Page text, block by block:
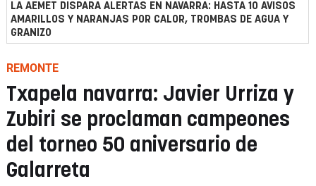
LA AEMET DISPARA ALERTAS EN NAVARRA: HASTA 10 AVISOS
AMARILLOS Y NARANJAS POR CALOR, TROMBAS DE AGUA Y
GRANIZO
REMONTE
Txapela navarra: Javier Urriza y
Zubiri se proclaman campeones
del torneo 50 aniversario de
Galarreta